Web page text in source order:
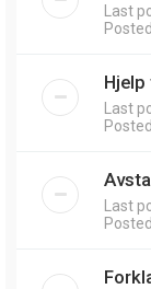
Last
Last
Last